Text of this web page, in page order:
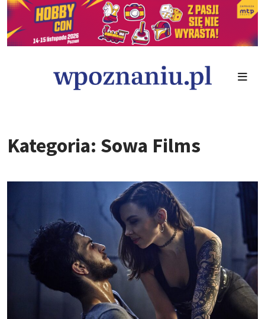
Kategoria: Sowa Films